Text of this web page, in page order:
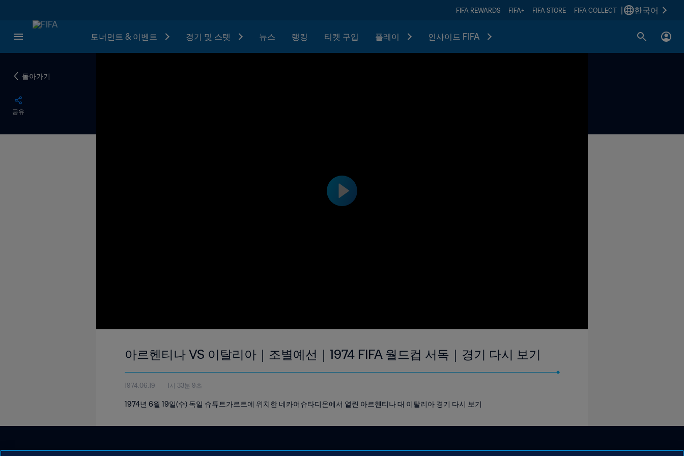
FIFA REWARDS FIFA+ FIFA STORE FIFA COLLECT 한국어
토너먼트 & 이벤트 경기 및 스텟 뉴스 랭킹 티켓 구입 플레이 인사이드 FIFA
돌아가기
공유
아르헨티나 VS 이탈리아｜조별예선｜1974 FIFA 월드컵 서독｜경기 다시 보기
1974.06.19 1시 33분 9초
1974년 6월 19일(수) 독일 슈튜트가르트에 위치한 네카어슈타디온에서 열린 아르헨티나 대 이탈리아 경기 다시 보기